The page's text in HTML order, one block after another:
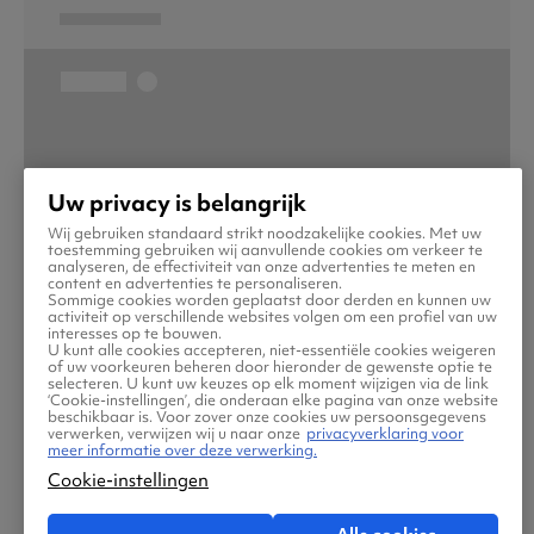
Uw privacy is belangrijk
Wij gebruiken standaard strikt noodzakelijke cookies. Met uw
toestemming gebruiken wij aanvullende cookies om verkeer te
analyseren, de effectiviteit van onze advertenties te meten en
content en advertenties te personaliseren.
Sommige cookies worden geplaatst door derden en kunnen uw
activiteit op verschillende websites volgen om een profiel van uw
interesses op te bouwen.
U kunt alle cookies accepteren, niet-essentiële cookies weigeren
of uw voorkeuren beheren door hieronder de gewenste optie te
selecteren. U kunt uw keuzes op elk moment wijzigen via de link
‘Cookie-instellingen’, die onderaan elke pagina van onze website
beschikbaar is. Voor zover onze cookies uw persoonsgegevens
verwerken, verwijzen wij u naar onze privacyverklaring voor
meer informatie over deze verwerking.
Cookie-instellingen